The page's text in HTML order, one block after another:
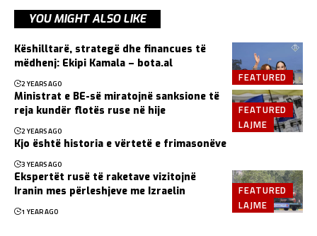
YOU MIGHT ALSO LIKE
FEATURED
Këshilltarë, strategë dhe financues të
mëdhenj: Ekipi Kamala – bota.al
2 YEARS AGO
FEATURED
LAJME
Ministrat e BE-së miratojnë sanksione të
reja kundër flotës ruse në hije
2 YEARS AGO
Kjo është historia e vërtetë e frimasonëve
3 YEARS AGO
FEATURED
LAJME
Ekspertët rusë të raketave vizitojnë
Iranin mes përleshjeve me Izraelin
1 YEAR AGO